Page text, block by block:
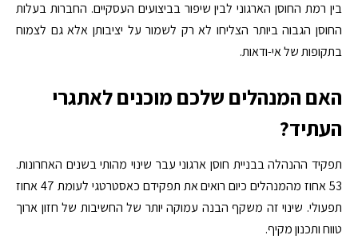
בין רמת החוסן הארגוני לבין שיפור בביצועים העסקיים. החברות בעלות
החוסן הגבוה ביותר הצליחו לא רק לשמור על יציבותן אלא גם לצמוח
בתקופות של אי-ודאות.
האם המנהלים שלכם מוכנים לאתגרי
העתיד?
תפקיד ההנהלה בבניית חוסן ארגוני עבר שינוי מהותי בשנים האחרונות.
53 אחוז
מהמנהלים כיום רואים את תפקידם כאסטרטגי לעומת 47 אחוז
תפעולי. שינוי זה משקף הבנה עמוקה יותר של החשיבות של חזון ארוך
טווח ותכנון מקיף.